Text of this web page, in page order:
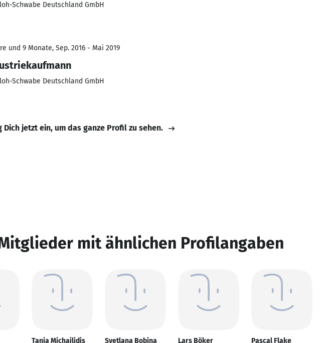
Schwabe Deutschland GmbH
und 9 Monate, Sep. 2016 - Mai 2019
Schwabe Deutschland GmbH
Dich jetzt ein, um das ganze Profil zu sehen.
mit ähnlichen Profilangaben
Tanja Michailidis Svetlana Bobina Lars Böker Pascal Flake